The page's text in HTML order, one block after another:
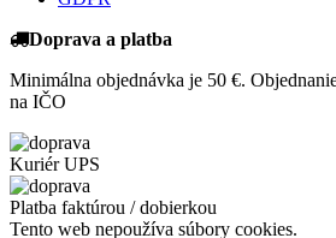
Doprava a platba
Minimálna objednávka je 50 €.
na IČO
Kuriér UPS
Platba faktúrou / dobierkou
Tento web nepoužíva súbory cookies.